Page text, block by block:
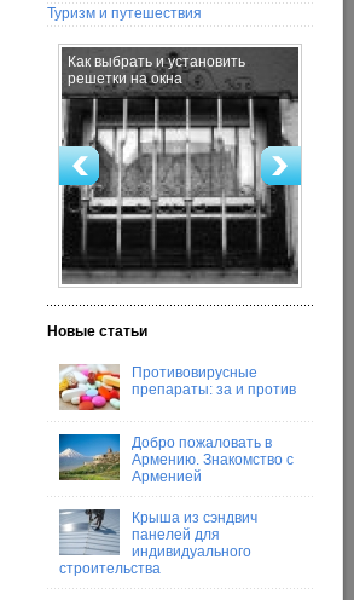
Туризм и путешествия
Как выбрать и установить
решетки на окна
Новые статьи
Противовирусные
препараты: за и против
Добро пожаловать в
Армению. Знакомство с
Арменией
Крыша из сэндвич
панелей для
индивидуального
строительства